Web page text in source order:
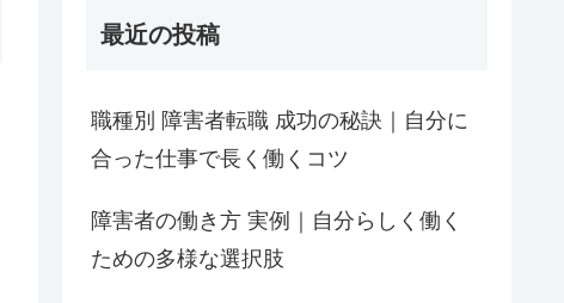
最近の投稿
職種別 障害者転職 成功の秘訣｜自分に
合った仕事で長く働くコツ
障害者の働き方 実例｜自分らしく働く
ための多様な選択肢